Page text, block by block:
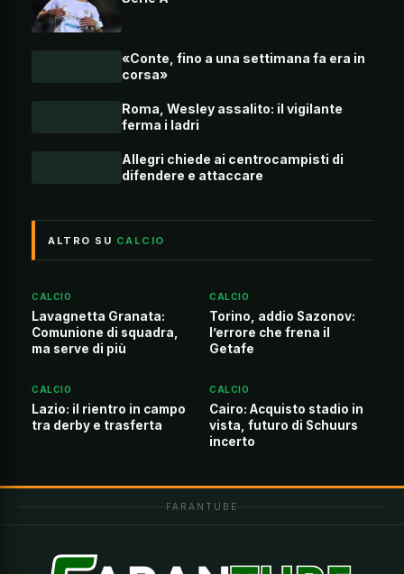
«Conte, fino a una settimana fa era in
corsa»
Roma, Wesley assalito: il vigilante
ferma i ladri
Allegri chiede ai centrocampisti di
difendere e attaccare
ALTRO SU CALCIO
CALCIO
Lavagnetta Granata:
Comunione di squadra,
ma serve di più
CALCIO
Torino, addio Sazonov:
l’errore che frena il
Getafe
CALCIO
Lazio: il rientro in campo
tra derby e trasferta
CALCIO
Cairo: Acquisto stadio in
vista, futuro di Schuurs
incerto
FARANTUBE